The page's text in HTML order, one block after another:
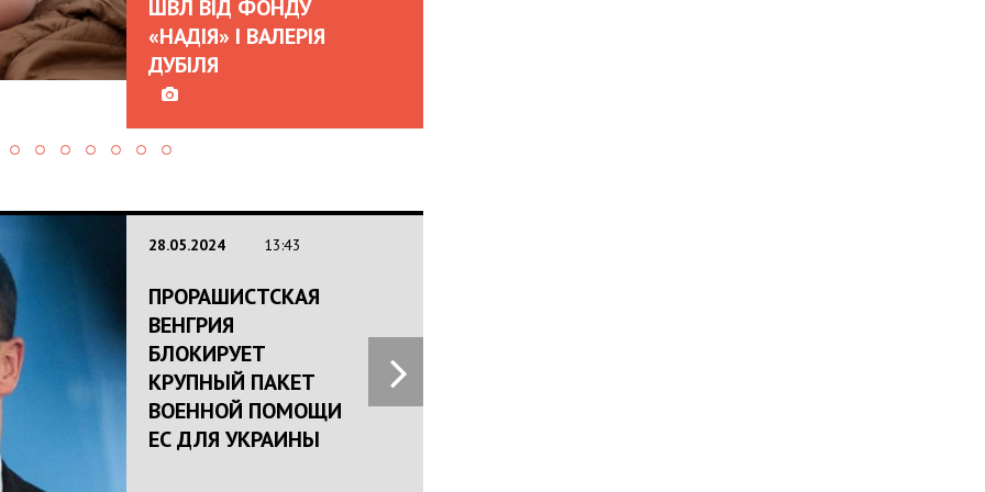
ШВЛ ВІД ФОНДУ
«НАДІЯ» І ВАЛЕРІЯ
ДУБІЛЯ
28.05.2024 13:43
ПРОРАШИСТСКАЯ
ВЕНГРИЯ
БЛОКИРУЕТ
КРУПНЫЙ ПАКЕТ
ВОЕННОЙ ПОМОЩИ
ЕС ДЛЯ УКРАИНЫ